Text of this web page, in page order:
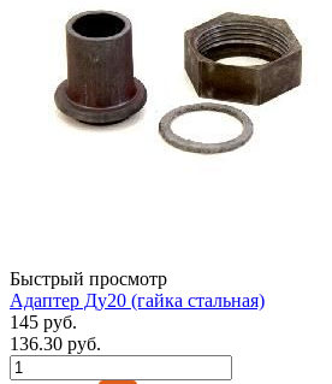
Быстрый просмотр
Адаптер Ду20 (гайка стальная)
145 руб.
136.30 руб.